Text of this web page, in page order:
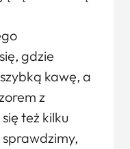
gdzie
kawę, a
z
też kilku
sprawdzimy,